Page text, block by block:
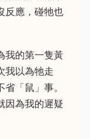
反應，碰牠也
我的第一隻黃
我以為牠走
「鼠」事。
因為我的遲疑